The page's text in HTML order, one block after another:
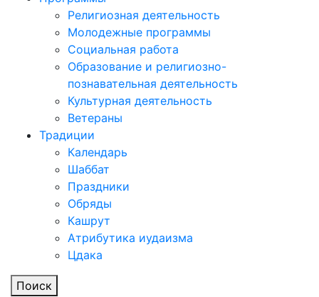
Религиозная деятельность
Молодежные программы
Социальная работа
Образование и религиозно-
познавательная деятельность
Культурная деятельность
Ветераны
Традиции
Календарь
Шаббат
Праздники
Обряды
Кашрут
Атрибутика иудаизма
Цдака
Поиск